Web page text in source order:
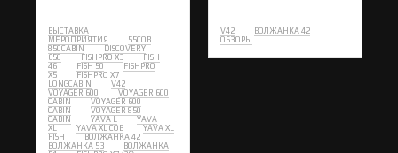
ВЫСТАВКА
МЕРОПРИЯТИЯ
55COB
850CABIN
DISCOVERY
650
FISHPRO X3
FISH
46
FISH 50
FISHPRO
X5
FISHPRO X7
LONGCABIN
V42
VOYAGER 600
VOYAGER 600
CABIN
VOYAGER 600
CABIN
VOYAGER 850
CABIN
YAVA L
YAVA
XL
YAVA XL COB
YAVA XL
FISH
ВОЛЖАНКА 42
ВОЛЖАНКА 53
ВОЛЖАНКА
V42
ВОЛЖАНКА 42
ОБЗОРЫ